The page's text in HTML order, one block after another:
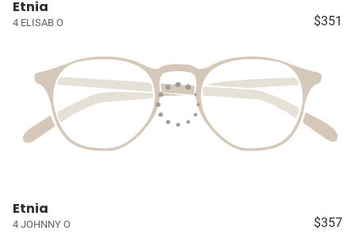
Etnia
4 ELISAB O $351
Etnia
4 JOHNNY O $357